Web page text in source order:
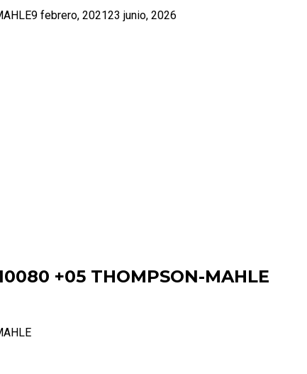
9 febrero, 202123 junio, 2026
+05 THOMPSON-MAHLE